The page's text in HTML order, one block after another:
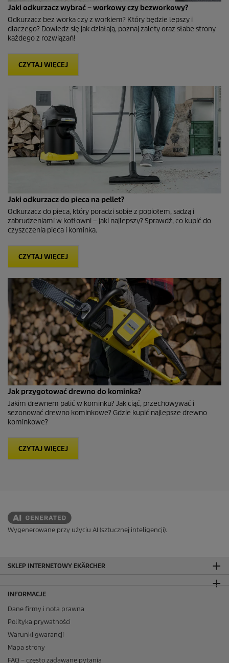
Jaki odkurzacz wybrać – workowy czy bezworkowy?
Odkurzacz bez worka czy z workiem? Który będzie lepszy i
dlaczego? Dowiedz się jak działają, poznaj zalety oraz słabe strony
każdego z rozwiązań!
CZYTAJ WIĘCEJ
Jaki odkurzacz do pieca na pellet?
Odkurzacz do pieca, który poradzi sobie z popiołem, sadzą i
zabrudzeniami w kotłowni – jaki najlepszy? Sprawdź, co kupić do
czyszczenia pieca i kominka.
CZYTAJ WIĘCEJ
Jak przygotować drewno do kominka?
Jakim drewnem palić w kominku? Jak ciąć, przechowywać i
sezonować drewno kominkowe? Gdzie kupić najlepsze drewno
kominkowe?
CZYTAJ WIĘCEJ
Wygenerowane przy użyciu AI (sztucznej inteligencji).
SKLEP INTERNETOWY EKÄRCHER
INFORMACJE
Dane firmy i nota prawna
Polityka prywatności
Warunki gwarancji
Mapa strony
FAQ – często zadawane pytania